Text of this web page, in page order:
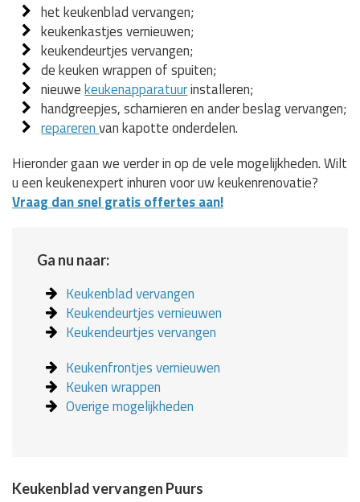
het keukenblad vervangen;
keukenkastjes vernieuwen;
keukendeurtjes vervangen;
de keuken wrappen of spuiten;
nieuwekeukenapparatuurinstalleren;
handgreepjes, scharnieren en ander beslag vervangen;
reparerenvan kapotte onderdelen.
Hieronder gaan we verder in op de vele mogelijkheden. Wilt
u een keukenexpert inhuren voor uw keukenrenovatie?
Vraag dan snel gratis offertes aan!
Ga nu naar:
Keukenblad vervangen
Keukendeurtjes vernieuwen
Keukendeurtjes vervangen
Keukenfrontjes vernieuwen
Keuken wrappen
Overige mogelijkheden
Keukenblad vervangen Puurs